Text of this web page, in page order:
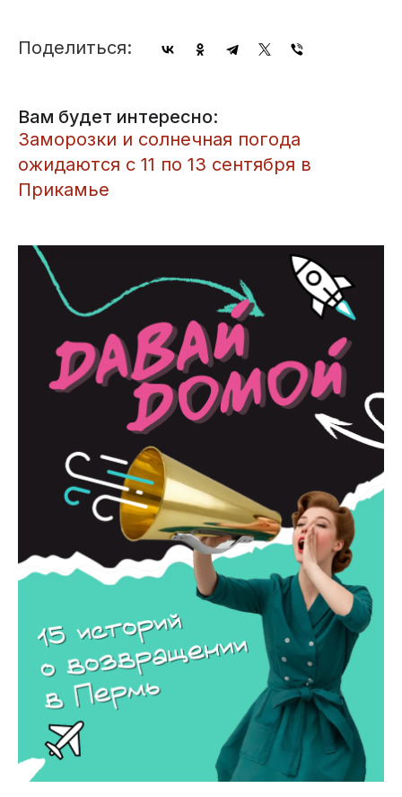
Поделиться:
Вам будет интересно:
Заморозки и солнечная погода
ожидаются с 11 по 13 сентября в
Прикамье